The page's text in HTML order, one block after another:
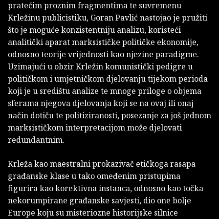
pratećim proznim fragmentima te suvremenu
Krležinu publicistiku, Goran Pavlić nastojao je pružiti
što je moguće konzistentniju analizu, koristeći
analitički aparat marksističke političke ekonomije,
odnosno teorije vrijednosti kao njezine paradigme.
Uzimajući u obzir Krležin komunistički pedigre u
političkom i umjetničkom djelovanju tijekom perioda
koji je u središtu analize te mnoge priloge o objema
sferama njegova djelovanja koji se na ovaj ili onaj
način dotiču te politiziranosti, posezanje za još jednom
marksističkom interpretacijom može djelovati
redundantnim.
Krleža kao maestralni prokazivač etičkoga rasapa
građanske klase u tako omeđenim pristupima
figurira kao korektivna instanca, odnosno kao točka
nekorumpirane građanske savjesti, dio one bolje
Europe koju su misteriozne historijske silnice